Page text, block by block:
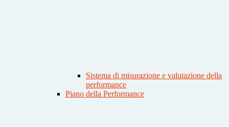
Sistema di misurazione e valutazione della
performance
Piano della Performance